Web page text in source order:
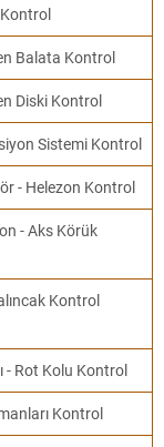
Balata Kontrol
Diski Kontrol
Sistemi Kontrol
- Helezon Kontrol
- Aks Körük
Kontrol
- Rot Kolu Kontrol
Kontrol